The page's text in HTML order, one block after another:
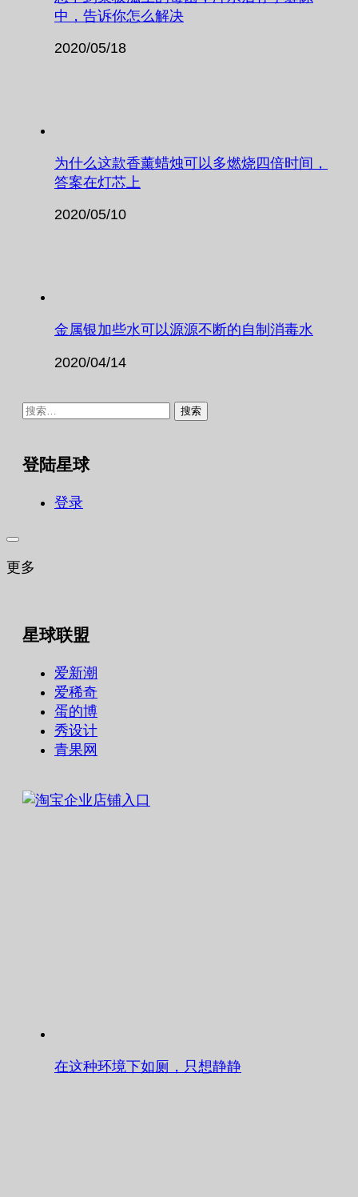
中，告诉你怎么解决
2020/05/18
为什么这款香薰蜡烛可以多燃烧四倍时间，
答案在灯芯上
2020/05/10
金属银加些水可以源源不断的自制消毒水
2020/04/14
搜
登陆星球
登录
更多
星球联盟
爱新潮
爱稀奇
蛋的博
秀设计
青果网
在这种环境下如厕，只想静静